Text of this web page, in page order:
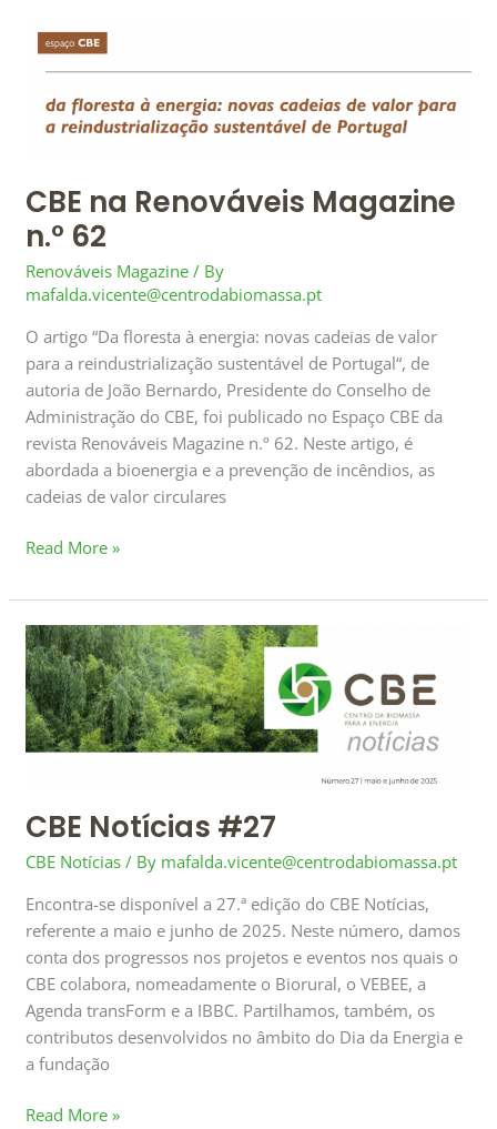
CBE na Renováveis Magazine
n.º 62
Renováveis Magazine / By
mafalda.vicente@centrodabiomassa.pt
O artigo “Da floresta à energia: novas cadeias de valor
para a reindustrialização sustentável de Portugal“, de
autoria de João Bernardo, Presidente do Conselho de
Administração do CBE, foi publicado no Espaço CBE da
revista Renováveis Magazine n.º 62. Neste artigo, é
abordada a bioenergia e a prevenção de incêndios, as
cadeias de valor circulares
CBE
na
Magazine
n.º
Read More »
CBE Notícias #27
CBE Notícias / By mafalda.vicente@centrodabiomassa.pt
Encontra-se disponível a 27.ª edição do CBE Notícias,
referente a maio e junho de 2025. Neste número, damos
conta dos progressos nos projetos e eventos nos quais o
CBE colabora, nomeadamente o Biorural, o VEBEE, a
Agenda transForm e a IBBC. Partilhamos, também, os
contributos desenvolvidos no âmbito do Dia da Energia e
a fundação
CBE
Notícias
#27
Read More »